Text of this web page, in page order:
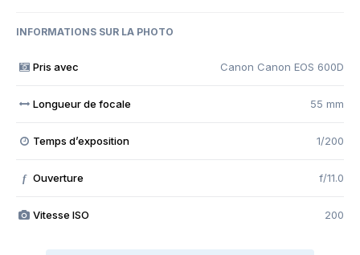
INFORMATIONS SUR LA PHOTO
Pris avec Canon Canon EOS 600D
Longueur de focale 55 mm
Temps d’exposition 1/200
f Ouverture f/11.0
Vitesse ISO 200